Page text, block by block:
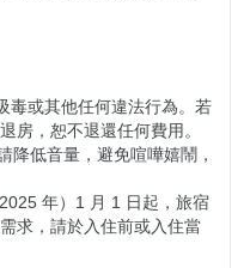
毒或其他任何違法行為。若
房，恕不退還任何費用。
降低音量，避免喧嘩嬉鬧，
年）1 月 1 日起，旅宿
求，請於入住前或入住當